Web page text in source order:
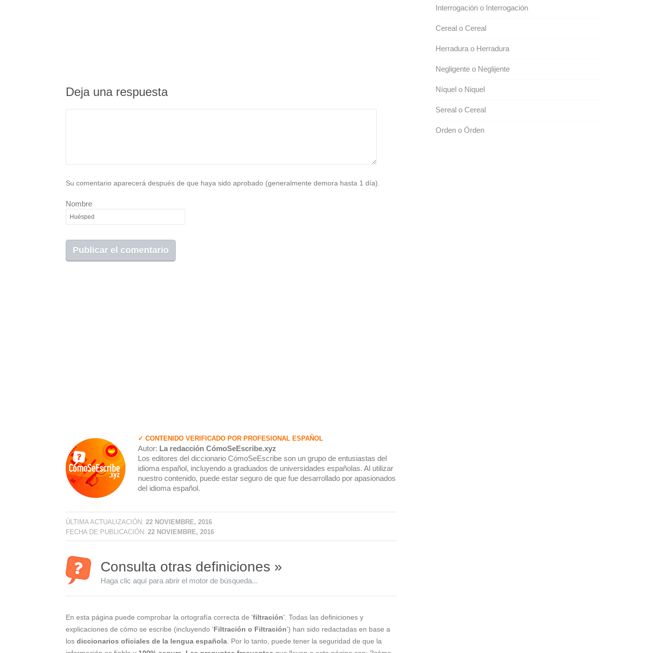
Deja una respuesta
Su comentario aparecerá después de que haya sido aprobado (generalmente demora hasta 1 día).
Nombre
✓ CONTENIDO VERIFICADO POR PROFESIONAL ESPAÑOL
Autor: La redacción CómoSeEscribe.xyz
Los editores del diccionario CómoSeEscribe son un grupo de entusiastas del
idioma español, incluyendo a graduados de universidades españolas. Al utilizar
nuestro contenido, puede estar seguro de que fue desarrollado por apasionados
del idioma español.
ÚLTIMA ACTUALIZACIÓN: 22 NOVIEMBRE, 2016
FECHA DE PUBLICACIÓN: 22 NOVIEMBRE, 2016
Consulta otras definiciones »
Haga clic aquí para abrir el motor de búsqueda...
En esta página puede comprobar la ortografía correcta de 'filtración'. Todas las definiciones y
explicaciones de cómo se escribe (incluyendo 'Filtración o Filtración') han sido redactadas en base a
los diccionarios oficiales de la lengua española . Por lo tanto, puede tener la seguridad de que la
Interrogación o Interrogación
Cereal o Cereal
Herradura o Herradura
Negligente o Neglijente
Níquel o Niquel
Sereal o Cereal
Orden o Órden